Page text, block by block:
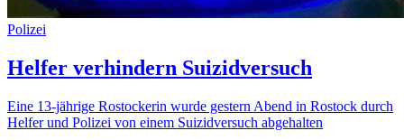
Polizei
Helfer verhindern Suizidversuch
Eine 13-jährige Rostockerin wurde gestern Abend in Rostock durch
Helfer und Polizei von einem Suizidversuch abgehalten